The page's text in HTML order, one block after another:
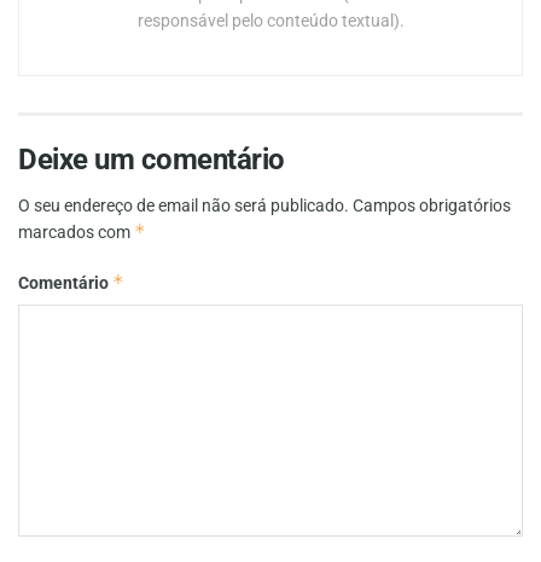
responsável pelo conteúdo textual).
Deixe um comentário
O seu endereço de email não será publicado. Campos obrigatórios
marcados com *
Comentário *